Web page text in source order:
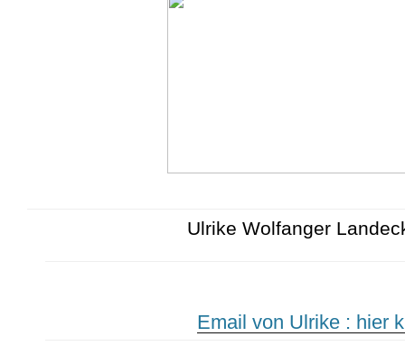
Ulrike Wolfanger
Email von Ulrike : hier